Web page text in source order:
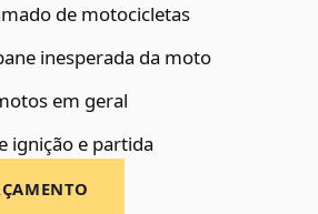
de motocicletas
inesperada da moto
em geral
ignição e partida